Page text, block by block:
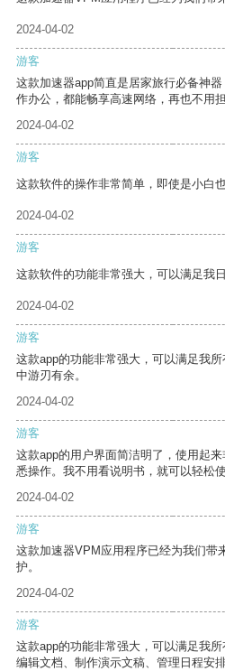
2024-04-02
游客
这款加速器app简直是居家旅行必备神
作办公，都能畅享高速网络，再也不用
2024-04-02
游客
这款软件的操作非常简单，即使是小白
2024-04-02
游客
这款软件的功能非常强大，可以满足我
2024-04-02
游客
这款app的功能非常强大，可以满足我
中游刃有余。
2024-04-02
游客
这款app的用户界面简洁明了，使用起
悉操作。我不用看说明书，就可以轻松使
2024-04-02
游客
这款加速器VPM应用程序已经为我们带
护。
2024-04-02
游客
这款app的功能非常强大，可以满足我
编辑文档、制作演示文稿、管理日程安排